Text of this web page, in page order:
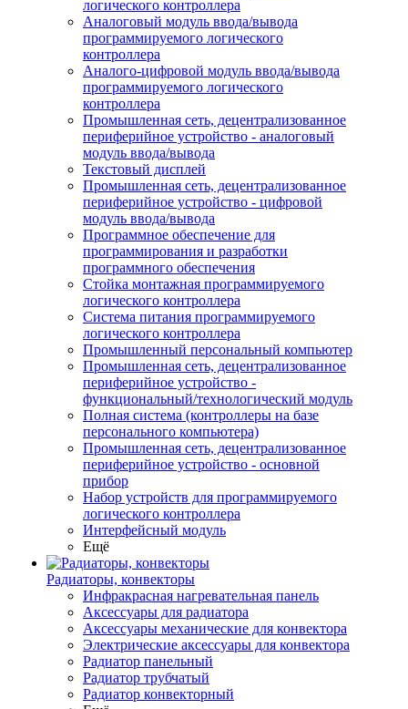
логического контроллера
Аналоговый модуль ввода/вывода
программируемого логического
контроллера
Аналого-цифровой модуль ввода/вывода
программируемого логического
контроллера
Промышленная сеть, децентрализованное
периферийное устройство - аналоговый
модуль ввода/вывода
Текстовый дисплей
Промышленная сеть, децентрализованное
периферийное устройство - цифровой
модуль ввода/вывода
Программное обеспечение для
программирования и разработки
программного обеспечения
Стойка монтажная программируемого
логического контроллера
Система питания программируемого
логического контроллера
Промышленный персональный компьютер
Промышленная сеть, децентрализованное
периферийное устройство -
функциональный/технологический модуль
Полная система (контроллеры на базе
персонального компьютера)
Промышленная сеть, децентрализованное
периферийное устройство - основной
прибор
Набор устройств для программируемого
логического контроллера
Интерфейсный модуль
Ещё
Радиаторы, конвекторы
Инфракрасная нагревательная панель
Аксессуары для радиатора
Аксессуары механические для конвектора
Электрические аксессуары для конвектора
Радиатор панельный
Радиатор трубчатый
Радиатор конвекторный